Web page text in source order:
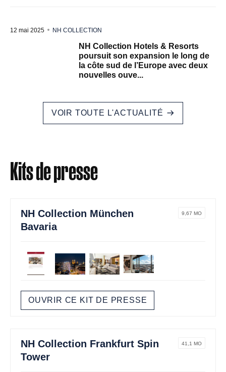
12 mai 2025 NH COLLECTION
NH Collection Hotels & Resorts
poursuit son expansion le long de
la côte sud de l’Europe avec deux
nouvelles ouve...
VOIR TOUTE L'ACTUALITÉ
Kits de presse
NH Collection München
Bavaria
9,67 MO
OUVRIR CE KIT DE PRESSE
NH Collection Frankfurt Spin
Tower
41,1 MO